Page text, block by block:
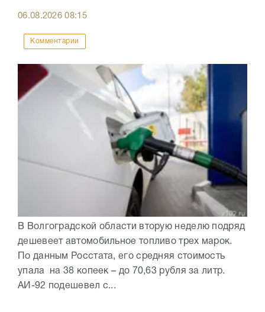
06.08.202608:15
Комментарии
В Волгоградской области вторую неделю подряд
дешевеет автомобильное топливо трех марок.
По данным Росстата, его средняя стоимость
упала на 38 копеек – до 70,63 рубля за литр.
АИ-92 подешевел с...